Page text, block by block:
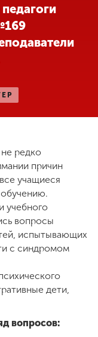
не редко
причин
учащиеся
учебного
вопросы
испытывающих
с синдромом
дети,
вопросов: